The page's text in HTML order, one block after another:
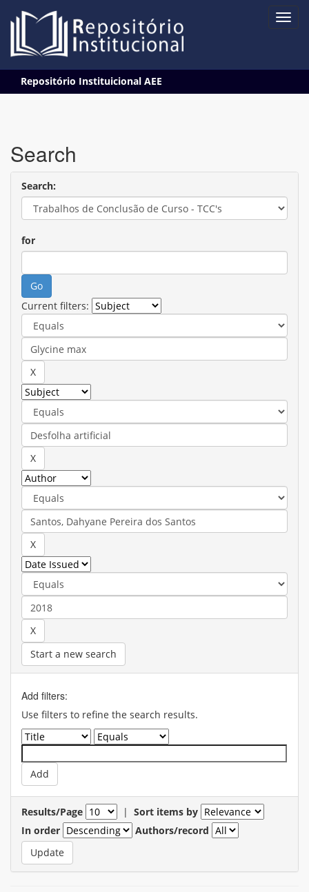
navigation
Repositório Instituicional AEE
Search
Search:
for
Current filters:
Start a new search
Add filters:
Use filters to refine the search results.
Results/Page | Sort items by
In order
Authors/record